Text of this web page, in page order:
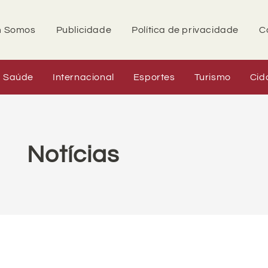
Somos Publicidade Política de privacidade
Saúde Internacional Esportes Turismo
Notícias